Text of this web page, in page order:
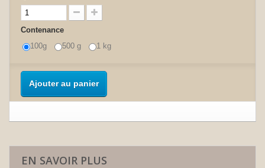
Contenance
100g
500 g 1 kg
Ajouter au panier
EN SAVOIR PLUS